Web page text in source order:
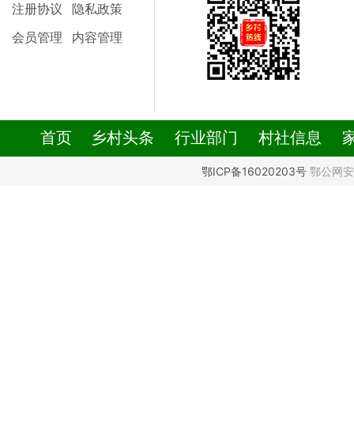
注册协议
隐私政策
会员管理
内容管理
首页 乡村头条 行业部门 村社信息
鄂ICP备16020203号鄂公网